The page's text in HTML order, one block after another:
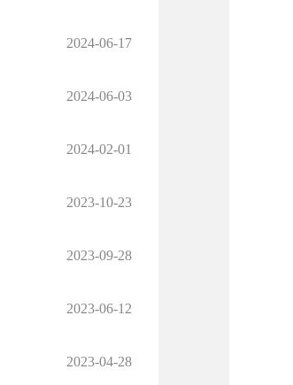
2024-06-17
2024-06-03
2024-02-01
2023-10-23
2023-09-28
2023-06-12
2023-04-28